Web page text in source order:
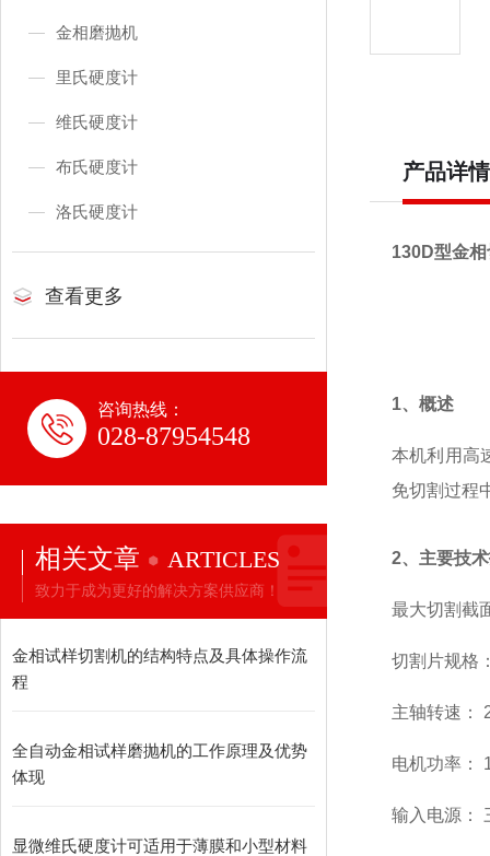
金相磨抛机
里氏硬度计
维氏硬度计
布氏硬度计
洛氏硬度计
查看更多
咨询热线：
028-87954548
相关文章 ARTICLES
致力于成为更好的解决方案供应商！
金相试样切割机的结构特点及具体操作流
程
全自动金相试样磨抛机的工作原理及优势
体现
显微维氏硬度计可适用于薄膜和小型材料
产品详情
130D型金
1、概述
本机利用高
免切割过程
2、主要技
最大切割截
切割片规格
主轴转速：
电机功率：
输入电源：